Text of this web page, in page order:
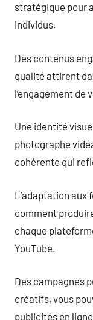
stratégique pour
individus.
Des contenus
qualité attirent
l’engagement de
Une identité
photographe
cohérente qui
L’adaptation aux
comment
chaque
YouTube.
Des campagnes
créatifs, vous
publicités en